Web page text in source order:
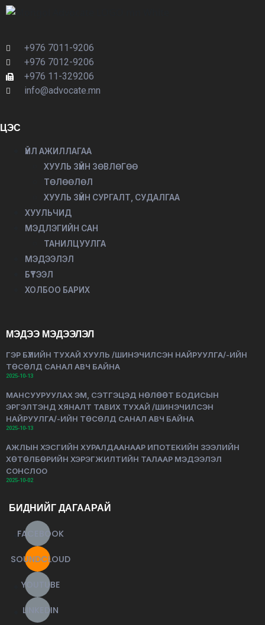
+976 7011-9206
+976 7012-9206
+976 11-329206
info@advocate.mn
ЦЭС
ҮЙЛ АЖИЛЛАГАА
ХУУЛЬ ЗҮЙН ЗӨВЛӨГӨӨ
ТӨЛӨӨЛӨЛ
ХУУЛЬ ЗҮЙН СУРГАЛТ, СУДАЛГАА
ХУУЛЬЧИД
МЭДЛЭГИЙН САН
ТАНИЛЦУУЛГА
МЭДЭЭЛЭЛ
БҮТЭЭЛ
ХОЛБОО БАРИХ
МЭДЭЭ МЭДЭЭЛЭЛ
ГЭР БҮЛИЙН ТУХАЙ ХУУЛЬ /ШИНЭЧИЛСЭН НАЙРУУЛГА/-ИЙН
ТӨСӨЛД САНАЛ АВЧ БАЙНА
2025-10-13
МАНСУУРУУЛАХ ЭМ, СЭТГЭЦЭД НӨЛӨӨТ БОДИСЫН
ЭРГЭЛТЭНД ХЯНАЛТ ТАВИХ ТУХАЙ /ШИНЭЧИЛСЭН
НАЙРУУЛГА/-ИЙН ТӨСӨЛД САНАЛ АВЧ БАЙНА
2025-10-13
АЖЛЫН ХЭСГИЙН ХУРАЛДААНААР ИПОТЕКИЙН ЗЭЭЛИЙН
ХӨТӨЛБӨРИЙН ХЭРЭГЖИЛТИЙН ТАЛААР МЭДЭЭЛЭЛ
СОНСЛОО
2025-10-02
БИДНИЙГ ДАГААРАЙ
FACEBOOK
SOUNDCLOUD
YOUTUBE
LINKEDIN